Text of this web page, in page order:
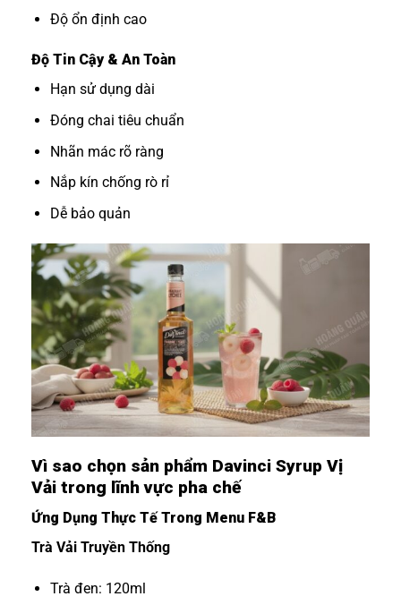
Độ ổn định cao
Độ Tin Cậy & An Toàn
Hạn sử dụng dài
Đóng chai tiêu chuẩn
Nhãn mác rõ ràng
Nắp kín chống rò rỉ
Dễ bảo quản
Vì sao chọn sản phẩm Davinci Syrup Vị
Vải trong lĩnh vực pha chế
Ứng Dụng Thực Tế Trong Menu F&B
Trà Vải Truyền Thống
Trà đen: 120ml